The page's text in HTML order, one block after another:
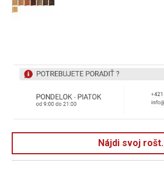
Nájdi svoj rošt.